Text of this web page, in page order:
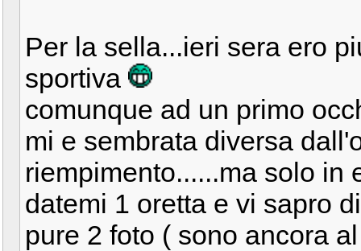
Per la sella...ieri sera ero
sportiva
comunque ad un primo
mi e sembrata diversa
riempimento......ma solo in
datemi 1 oretta e vi sapro
pure 2 foto ( sono ancora